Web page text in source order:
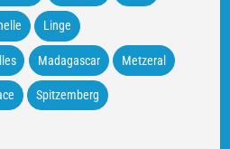
Linge
Madagascar Metzeral
Spitzemberg